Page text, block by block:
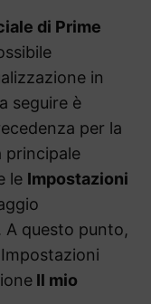
di Prime
in
seguire è
per la
principale
le Impostazioni
A questo punto,
Il mio